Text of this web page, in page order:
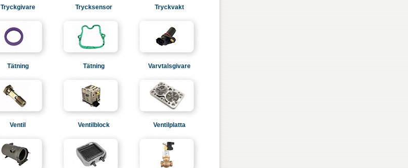
Tryckgivare Trycksensor Tryckvakt
Tätning Tätning Varvtalsgivare
Ventil Ventilblock Ventilplatta